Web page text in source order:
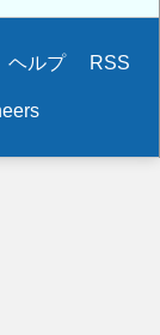
ヘルプ RSS